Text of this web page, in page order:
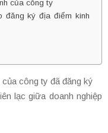
của công ty
đăng ký địa điểm kinh
công ty đã đăng ký
lạc giữa doanh nghiệp